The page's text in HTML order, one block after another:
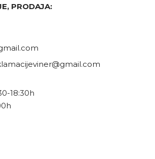
PRODAJA:
18:30h